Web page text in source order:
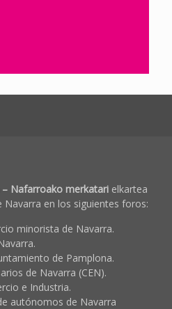
Nafarroako merkatarielkartea
en los siguientes foros:
minorista de Navarra.
de Pamplona.
de Navarra (CEN).
e Industria.
autónomos de Navarra